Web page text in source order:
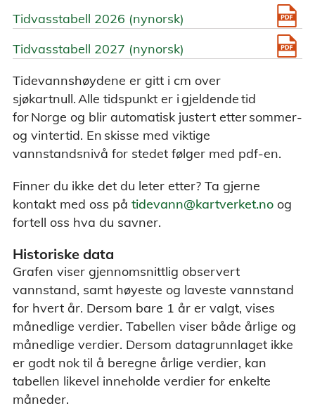
Tidvasstabell 2026 (nynorsk)
Tidvasstabell 2027 (nynorsk)
Tidevannshøydene er gitt i cm over
sjøkartnull. Alle tidspunkt er i gjeldende tid
for Norge og blir automatisk justert etter sommer-
og vintertid. En skisse med viktige
vannstandsnivå for stedet følger med pdf-en.
Finner du ikke det du leter etter? Ta gjerne
kontakt med oss på tidevann@kartverket.no og
fortell oss hva du savner.
Historiske data
Grafen viser gjennomsnittlig observert
vannstand, samt høyeste og laveste vannstand
for hvert år. Dersom bare 1 år er valgt, vises
månedlige verdier. Tabellen viser både årlige og
månedlige verdier. Dersom datagrunnlaget ikke
er godt nok til å beregne årlige verdier, kan
tabellen likevel inneholde verdier for enkelte
måneder.